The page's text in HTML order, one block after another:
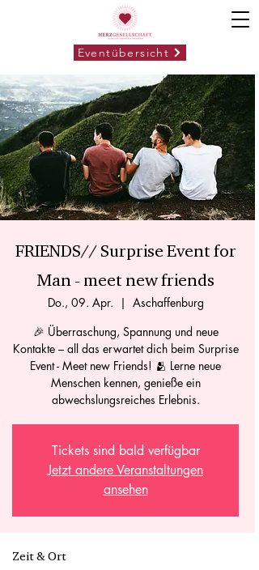
Eventübersicht
FRIENDS// Surprise Event for
Man - meet new friends
Do., 09. Apr.
  |
Aschaffenburg
🎉 Überraschung, Spannung und neue
Kontakte – all das erwartet dich beim Surprise
Event - Meet new Friends! 🫂 Lerne neue
Menschen kennen, genieße ein
abwechslungsreiches Erlebnis.
Tickets sind bald verfügbar
Jetzt andere Veranstaltungen
ansehen
Zeit & Ort